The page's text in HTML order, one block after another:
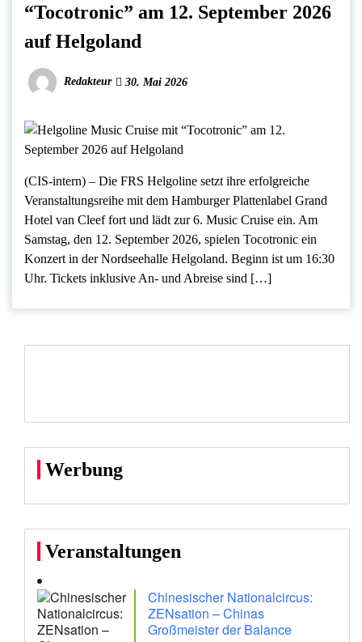
“Tocotronic” am 12. September 2026
auf Helgoland
Redakteur 30. Mai 2026
(CIS-intern) – Die FRS Helgoline setzt ihre erfolgreiche
Veranstaltungsreihe mit dem Hamburger Plattenlabel Grand
Hotel van Cleef fort und lädt zur 6. Music Cruise ein. Am
Samstag, den 12. September 2026, spielen Tocotronic ein
Konzert in der Nordseehalle Helgoland. Beginn ist um 16:30
Uhr. Tickets inklusive An- und Abreise sind […]
Werbung
Veranstaltungen
Chinesischer Nationalcircus:
ZENsation – Chinas
Großmeister der Balance